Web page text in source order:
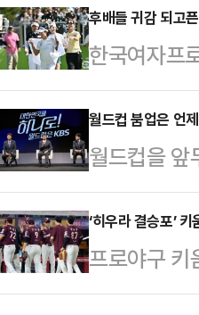
등한 상황에
트폴리오
면, 전날 코
고치인
승을 견인하
국도 예외
후배들 귀감 되고
한국여자프
자증권)이
회인 셀트
주 성문안
억원 증액되
승 경쟁에
박민지는
KLPGA 투
월드컵 붐업은 언
월드컵을 앞
흘도 남겨
아오르는 분
홍명보호를
크게 느낀
‘히우라 결승포’
프로야구 키
타자 케스턴